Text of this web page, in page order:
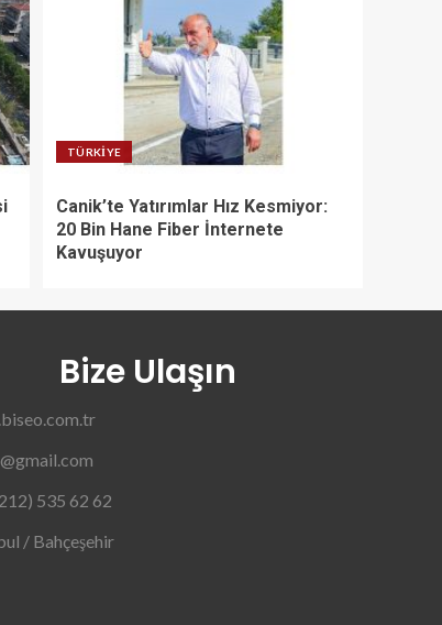
TÜRKIYE
Canik’te Yatırımlar Hız Kesmiyor:
20 Bin Hane Fiber İnternete
Kavuşuyor
Bize Ulaşın
535 62 62
/ Bahçeşehir